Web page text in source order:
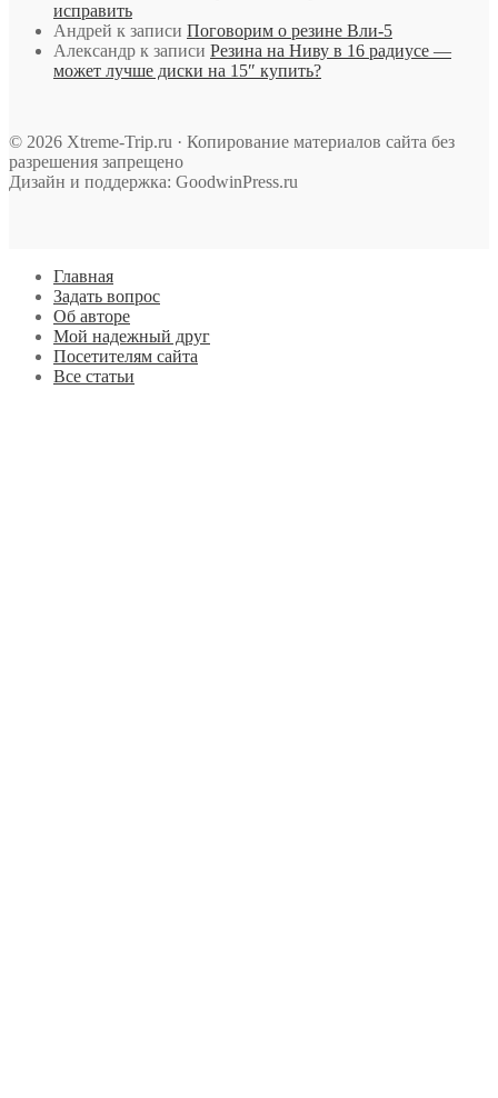
исправить
Андрей к записи Поговорим о резине Вли-5
Александр к записи Резина на Ниву в 16 радиусе —
может лучше диски на 15″ купить?
© 2026 Xtreme-Trip.ru · Копирование материалов сайта без
разрешения запрещено
Дизайн и поддержка: GoodwinPress.ru
Главная
Задать вопрос
Об авторе
Мой надежный друг
Посетителям сайта
Все статьи